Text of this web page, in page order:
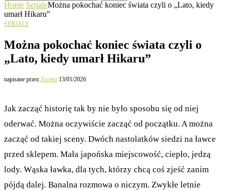
Home SerialeMożna pokochać koniec świata czyli o „Lato, kiedy
umarł Hikaru”
SERIALE
Można pokochać koniec świata czyli o
„Lato, kiedy umarł Hikaru”
napisane przez Zwierz 13/01/2026
Jak zacząć historię tak by nie było sposobu się od niej
oderwać. Można oczywiście zacząć od początku. A można
zacząć od takiej sceny. Dwóch nastolatków siedzi na ławce
przed sklepem. Mała japońska miejscowość, ciepło, jedzą
lody. Wąska ławka, dla tych, którzy chcą coś zjeść zanim
pójdą dalej. Banalna rozmowa o niczym. Zwykłe letnie